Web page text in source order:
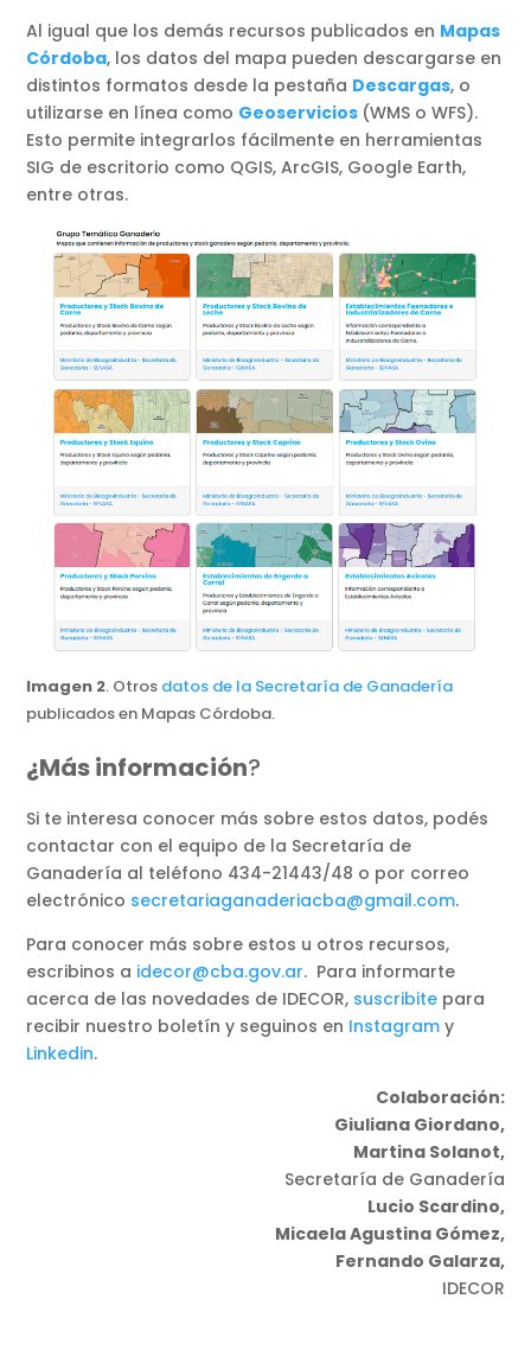
Al igual que los demás recursos publicados en Mapas
Córdoba, los datos del mapa pueden descargarse en
distintos formatos desde la pestaña Descargas, o
utilizarse en línea como Geoservicios (WMS o WFS).
Esto permite integrarlos fácilmente en herramientas
SIG de escritorio como QGIS, ArcGIS, Google Earth,
entre otras.
Imagen 2. Otros datos de la Secretaría de Ganadería
publicados en Mapas Córdoba.
¿Más información?
Si te interesa conocer más sobre estos datos, podés
contactar con el equipo de la Secretaría de
Ganadería al teléfono 434-21443/48 o por correo
electrónico secretariaganaderiacba@gmail.com.
Para conocer más sobre estos u otros recursos,
escribinos a idecor@cba.gov.ar. Para informarte
acerca de las novedades de IDECOR, suscribite para
recibir nuestro boletín y seguinos en Instagram y
Linkedin.
Colaboración:
Giuliana Giordano,
Martina Solanot,
Secretaría de Ganadería
Lucio Scardino,
Micaela Agustina Gómez,
Fernando Galarza,
IDECOR